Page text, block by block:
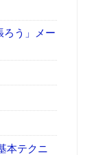
ろう」メー
本テクニ